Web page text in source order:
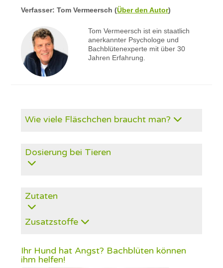
Verfasser:Tom Vermeersch (Über den Autor)
Tom Vermeersch ist ein staatlich
anerkannter Psychologe und
Bachblütenexperte mit über 30
Jahren Erfahrung.
Wie viele Fläschchen braucht man?
Dosierung bei Tieren
Zutaten
Zusatzstoffe
Ihr Hund hat Angst? Bachblüten können
ihm helfen!